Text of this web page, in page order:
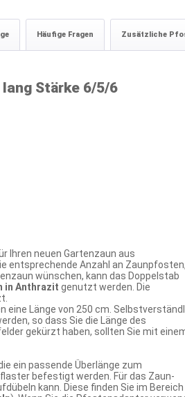
Häufige Fragen Zusätzliche
Stärke 6/5/6
Ihren neuen Gartenzaun aus
entsprechende Anzahl an Zaunpfosten,
wünschen, kann das Doppelstab
in Anthrazit genutzt werden. Die
Länge von 250 cm.
so dass Sie die Länge des
gekürzt haben, sollten Sie mit
ein passende Überlänge zum
befestigt werden. Für das Zaun-
kann. Diese finden Sie im Bereich